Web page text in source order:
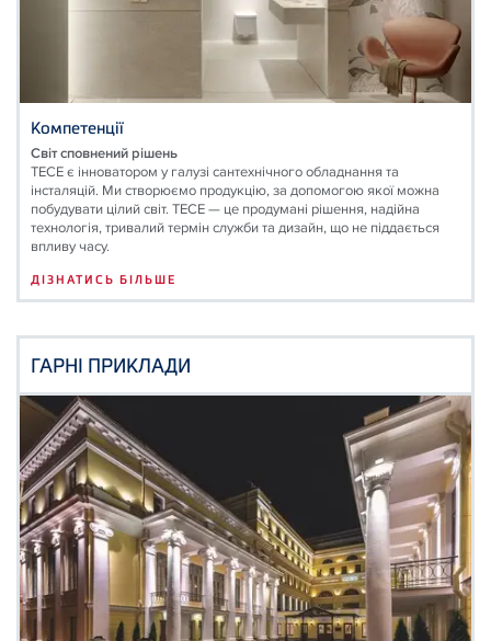
Компетенції
Світ сповнений рішень
TECE є інноватором у галузі сантехнічного обладнання та
інсталяцій. Ми створюємо продукцію, за допомогою якої можна
побудувати цілий світ. ТЕСЕ — це продумані рішення, надійна
технологія, тривалий термін служби та дизайн, що не піддається
впливу часу.
ДІЗНАТИСЬ БІЛЬШЕ
ГАРНІ ПРИКЛАДИ